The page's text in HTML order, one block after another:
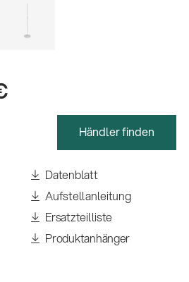
Händler finden
Datenblatt
Aufstellanleitung
Ersatzteilliste
Produktanhänger